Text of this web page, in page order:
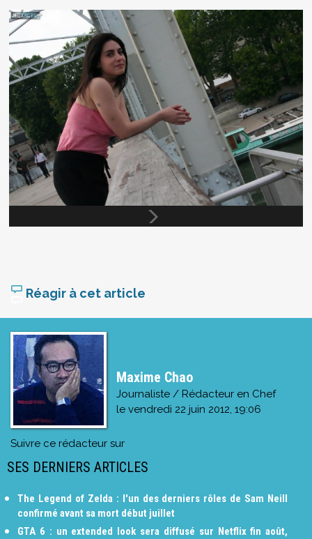
Réagir à cet article
Maxime Chao
Journaliste / Rédacteur en Chef
le vendredi 22 juin 2012, 19:06
Suivre ce rédacteur sur
SES DERNIERS ARTICLES
The Legend of Zelda : l'un des derniers rôles de Sam Neill
confirmé avant sa mort début juillet
GTA 6 : un extended look sera diffusé sur Netflix fin août,